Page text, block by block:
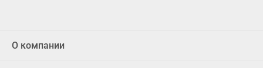
О компании